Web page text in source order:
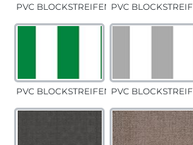
PVC BLOCKSTREIFEN rot
PVC
PVC BLOCKSTREIFEN grün
PVC